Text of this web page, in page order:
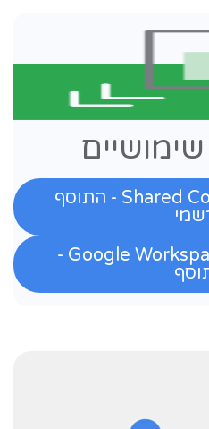
Shared Contacts Manager - התוסף
Google Workspace Marketplace -